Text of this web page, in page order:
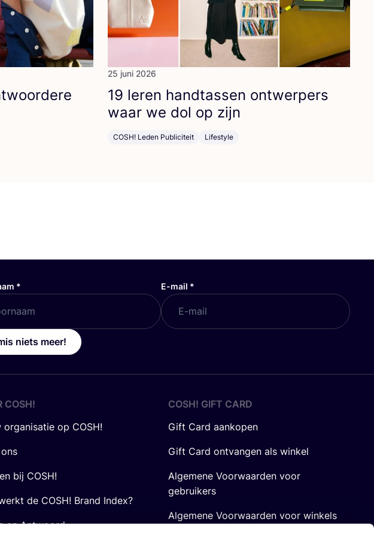
25 juni 2026
19 leren hand­tas­sen ont­wer­pers
waar we dol op zijn
COSH! Leden Publiciteit Lifestyle
* E-mail *
niets meer!
COSH!
organisatie op COSH!
bij COSH!
de COSH! Brand Index?
en Antwoord
COSH! GIFT CARD
Gift Card aankopen
Gift Card ontvangen als winkel
Algemene Voorwaarden voor
gebruikers
Algemene Voorwaarden voor winkels